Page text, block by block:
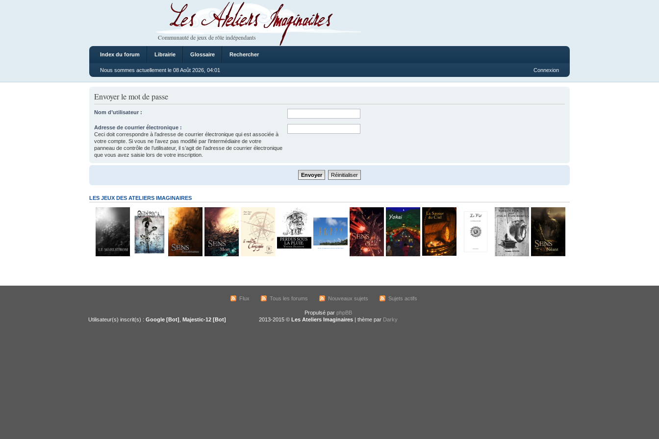
Les Ateliers Imaginaires
Communauté de jeux de rôle indépendants
Index du forum Librairie Glossaire Rechercher
Nous sommes actuellement le 08 Août 2026, 04:01 Connexion
Envoyer le mot de passe
Nom d’utilisateur :
Adresse de courrier électronique :
Ceci doit correspondre à l’adresse de courrier électronique qui est associée à
votre compte. Si vous ne l’avez pas modifié par l’intermédiaire de votre
panneau de contrôle de l’utilisateur, il s’agit de l’adresse de courrier électronique
que vous avez saisie lors de votre inscription.
LES JEUX DES ATELIERS IMAGINAIRES
Flux Tous les forums Nouveaux sujets Sujets actifs
Utilisateur(s) inscrit(s) : Google [Bot] Majestic-12 [Bot]
Propulsé par phpBB
2013-2015 © Les Ateliers Imaginaires | thème par Darky